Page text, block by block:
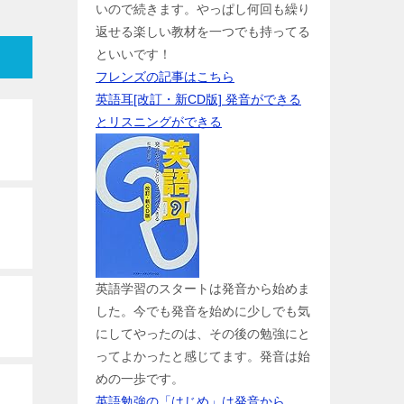
いので続きます。やっぱし何回も繰り
返せる楽しい教材を一つでも持ってる
といいです！
フレンズの記事はこちら
英語耳[改訂・新CD版] 発音ができる
とリスニングができる
英語学習のスタートは発音から始めま
した。今でも発音を始めに少しでも気
にしてやったのは、その後の勉強にと
ってよかったと感じてます。発音は始
めの一歩です。
英語勉強の「はじめ」は発音から